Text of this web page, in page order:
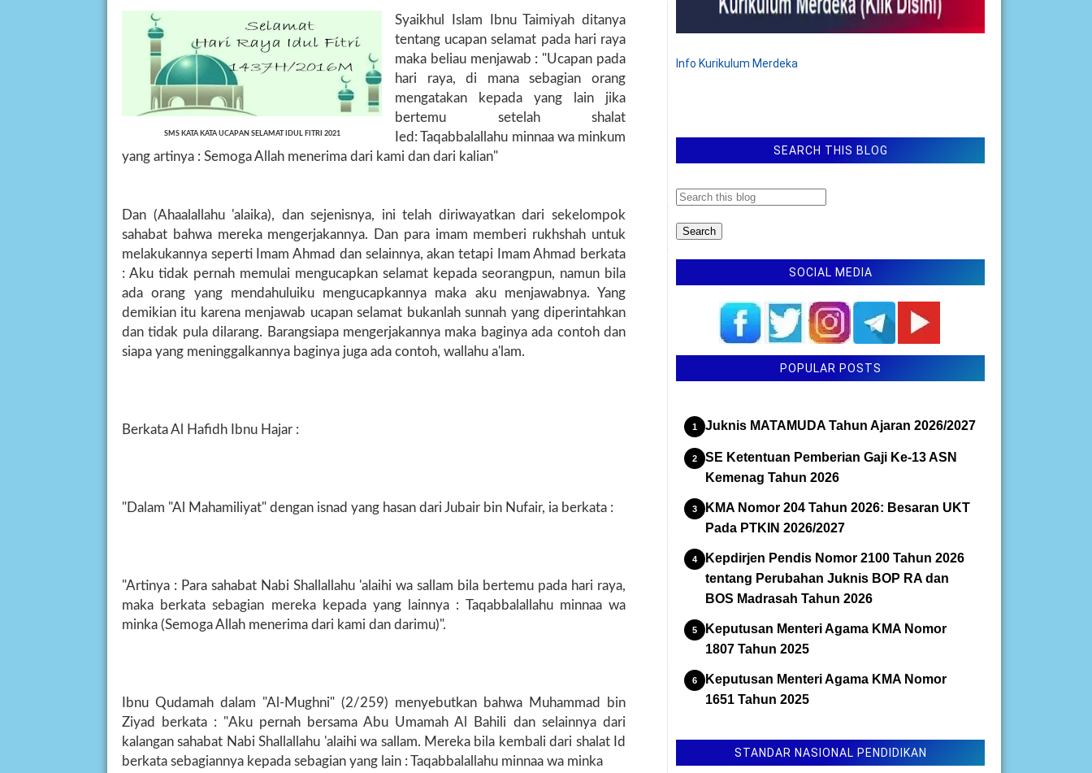
SMS KATA KATA UCAPAN SELAMAT IDUL FITRI 2021
Syaikhul Islam Ibnu Taimiyah ditanya
tentang ucapan selamat pada hari raya
maka beliau menjawab : "Ucapan pada
hari raya, di mana sebagian orang
mengatakan kepada yang lain jika
bertemu setelah shalat
Ied: Taqabbalallahu minnaa wa minkum
yang artinya : Semoga Allah menerima dari kami dan dari kalian"
Dan (Ahaalallahu 'alaika), dan sejenisnya, ini telah diriwayatkan dari sekelompok
sahabat bahwa mereka mengerjakannya. Dan para imam memberi rukhshah untuk
melakukannya seperti Imam Ahmad dan selainnya, akan tetapi Imam Ahmad berkata
: Aku tidak pernah memulai mengucapkan selamat kepada seorangpun, namun bila
ada orang yang mendahuluiku mengucapkannya maka aku menjawabnya. Yang
demikian itu karena menjawab ucapan selamat bukanlah sunnah yang diperintahkan
dan tidak pula dilarang. Barangsiapa mengerjakannya maka baginya ada contoh dan
siapa yang meninggalkannya baginya juga ada contoh, wallahu a'lam.
Berkata Al Hafidh Ibnu Hajar :
"Dalam "Al Mahamiliyat" dengan isnad yang hasan dari Jubair bin Nufair, ia berkata :
"Artinya : Para sahabat Nabi Shallallahu 'alaihi wa sallam bila bertemu pada hari raya,
maka berkata sebagian mereka kepada yang lainnya : Taqabbalallahu minnaa wa
minka (Semoga Allah menerima dari kami dan darimu)".
Ibnu Qudamah dalam "Al-Mughni" (2/259) menyebutkan bahwa Muhammad bin
Ziyad berkata : "Aku pernah bersama Abu Umamah Al Bahili dan selainnya dari
kalangan sahabat Nabi Shallallahu 'alaihi wa sallam. Mereka bila kembali dari shalat Id
berkata sebagiannya kepada sebagian yang lain : Taqabbalallahu minnaa wa minka
Info Kurikulum Merdeka
SEARCH THIS BLOG
SOCIAL MEDIA
POPULAR POSTS
Juknis MATAMUDA Tahun Ajaran 2026/2027
SE Ketentuan Pemberian Gaji Ke-13 ASN
Kemenag Tahun 2026
KMA Nomor 204 Tahun 2026: Besaran UKT
Pada PTKIN 2026/2027
Kepdirjen Pendis Nomor 2100 Tahun 2026
tentang Perubahan Juknis BOP RA dan
BOS Madrasah Tahun 2026
Keputusan Menteri Agama KMA Nomor
1807 Tahun 2025
Keputusan Menteri Agama KMA Nomor
1651 Tahun 2025
STANDAR NASIONAL PENDIDIKAN